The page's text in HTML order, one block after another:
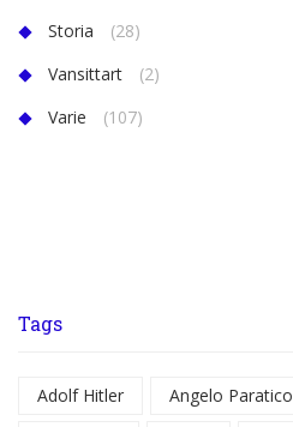
Storia
(28)
Vansittart
(2)
Varie
(107)
Tags
Adolf Hitler Angelo Paratico